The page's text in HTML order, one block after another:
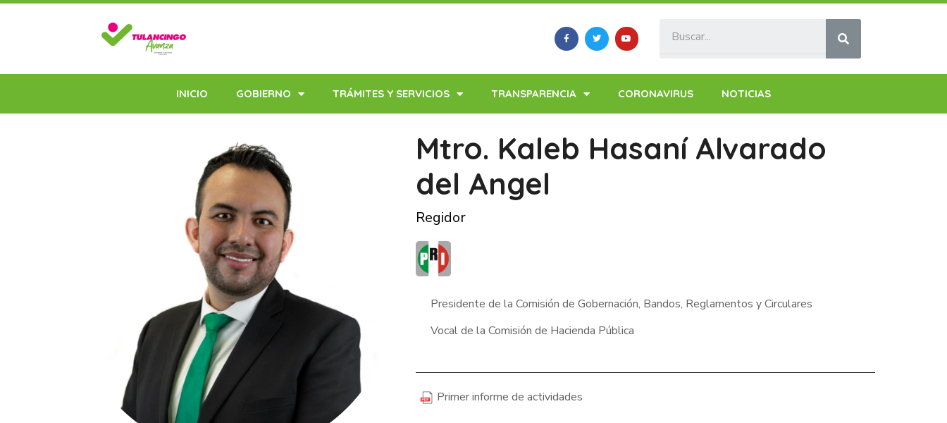
INICIO GOBIERNO TRÁMITES Y SERVICIOS TRANSPARENCIA CORONAVIRUS NOTICIAS
Mtro. Kaleb Hasaní Alvarado
del Angel
Regidor
Presidente de la Comisión de Gobernación, Bandos, Reglamentos y Circulares
Vocal de la Comisión de Hacienda Pública
Primer informe de actividades